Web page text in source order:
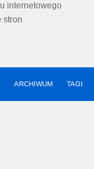
internetowego
stron
ARCHIWUM TAGI